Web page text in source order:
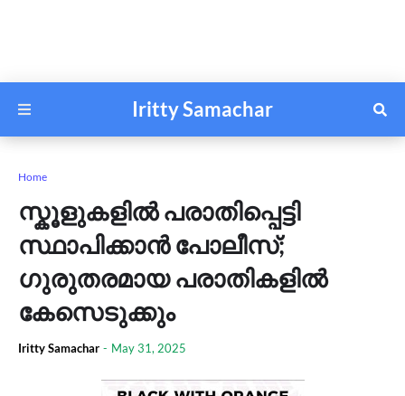
Iritty Samachar
Home
സ്കൂളുകളിൽ പരാതിപ്പെട്ടി
സ്ഥാപിക്കാൻ പോലീസ്;
ഗുരുതരമായ പരാതികളിൽ
കേസെടുക്കും
Iritty Samachar - May 31, 2025